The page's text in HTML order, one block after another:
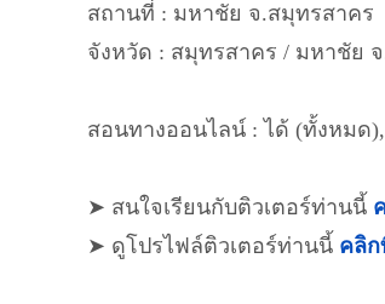
สถานที่ : มหาชัย จ.สมุทรสาคร
จังหวัด : สมุทรสาคร / มหาชัย
สอนทางออนไลน์ : ได้ (ทั้งหมด
➤ สนใจเรียนกับติวเตอร์ท่านนี้
➤ ดูโปรไฟล์ติวเตอร์ท่านนี้ คลิก